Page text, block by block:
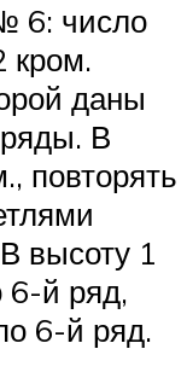
6: число
кром.
даны
В
повторять
высоту 1
6-й ряд,
6-й ряд.